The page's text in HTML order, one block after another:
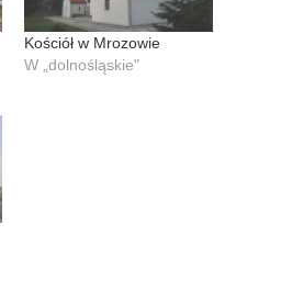
Kościół w Mrozowie
W „dolnośląskie"